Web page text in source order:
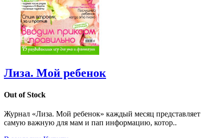
Лиза. Мой ребенок
Out of Stock
Журнал «Лиза. Мой ребенок» каждый месяц представляет
самую важную для мам и пап информацию, котор..